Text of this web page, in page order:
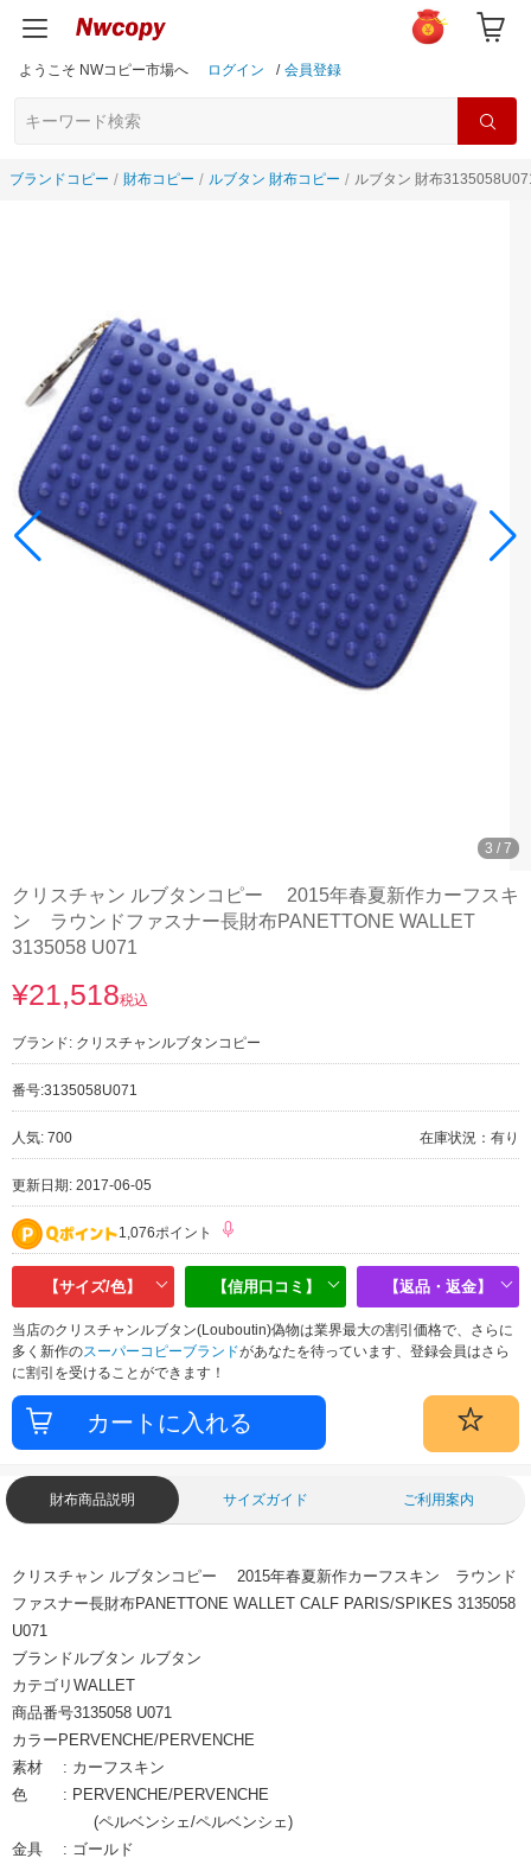
ようこそ NWコピー市場へ ログイン / 会員登録
ブランドコピー 財布コピー ルブタン 財布コピー ルブタン 財布
3 / 7
クリスチャン ルブタンコピー 2015年春夏新作カーフスキ
ン ラウンドファスナー長財布PANETTONE WALLET
3135058 U071
¥21,518税込
ブランド: クリスチャンルブタンコピー
番号:3135058U071
人気: 700 在庫状況：有り
更新日期: 2017-06-05
1,076ポイント
【サイズ/色】 【信用口コミ】 【返品・返金】
当店のクリスチャンルブタン(Louboutin)偽物は業界最大の割引価格で、さらに
多く新作のスーパーコピーブランドがあなたを待っています、登録会員はさら
に割引を受けることができます！
財布商品説明 サイズガイド ご利用案内
クリスチャン ルブタンコピー 2015年春夏新作カーフスキン ラウンド
ファスナー長財布PANETTONE WALLET CALF PARIS/SPIKES 3135058
U071
ブランドルブタン ルブタン
カテゴリWALLET
商品番号3135058 U071
カラーPERVENCHE/PERVENCHE
素材 : カーフスキン
色 : PERVENCHE/PERVENCHE
(ペルベンシェ/ペルベンシェ)
金具 : ゴールド